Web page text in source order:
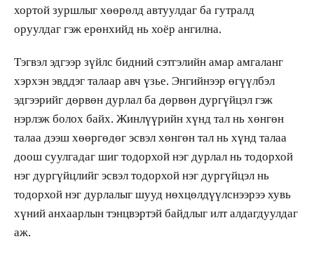
хортой зуршлыг хөөрөлд автуулдаг ба гутралд
оруулдаг гэж ерөнхийд нь хоёр ангилна.
Тэгвэл эдгээр зүйлс бидний сэтгэлийн амар амгаланг
хэрхэн эвддэг талаар авч үзье. Энгийнээр өгүүлбэл
эдгээрийг дөрвөн дурлал ба дөрвөн дургүйцэл гэж
нэрлэж болох байх. Жинлүүрийн хүнд тал нь хөнгөн
талаа дээш хөөргөдөг эсвэл хөнгөн тал нь хүнд талаа
доош суулгадаг шиг тодорхой нэг дурлал нь тодорхой
нэг дургүйцлийг эсвэл тодорхой нэг дургүйцэл нь
тодорхой нэг дурлалыг шууд нөхцөлдүүлснээрээ хувь
хүний анхаарлын тэнцвэртэй байдлыг илт алдагдуулдаг
аж.